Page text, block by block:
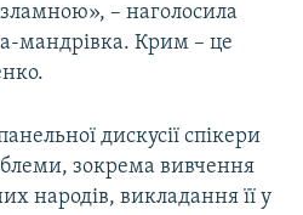
– наголосила
мандрівка. Крим – це
дискусії спікери
зокрема вивчення
народів, викладання її у